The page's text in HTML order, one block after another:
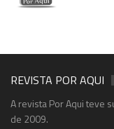
REVISTA POR AQUI
A revista Por Aqui teve
de 2009.